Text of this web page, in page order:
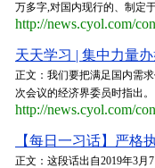
万多字,对国内现行的、制定
http://news.cyol.com/
天天学习 | 集中力量
正文：我们要把满足国内需
次会议的经济界委员时指出
http://news.cyol.com/
【每日一习话】严格
正文：这段话出自2019年3月